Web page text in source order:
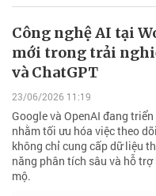
Công nghệ AI tại
mới trong trải
và ChatGPT
23/06/2026 11:19
Google và OpenAI đang
nhằm tối ưu hóa việc theo
không chỉ cung cấp dữ liệu
năng phân tích sâu và hỗ
mộ.